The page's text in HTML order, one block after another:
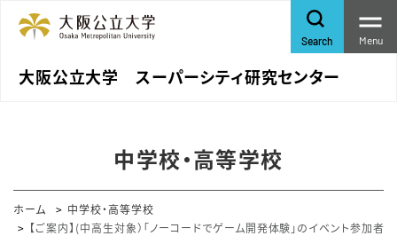
大阪公立大学 スーパーシティ研究センター
Search Menu
中学校・高等学校
ホーム
中学校・高等学校
【ご案内】(中高生対象）「ノーコードでゲーム開発体験」のイベント参加者